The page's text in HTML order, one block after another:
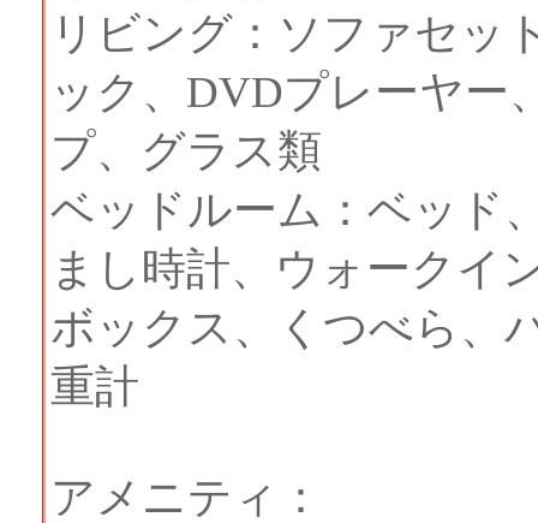
リビング：ソファセッ
ック、DVDプレーヤー
プ、グラス類
ベッドルーム：ベッド
まし時計、ウォークイ
ボックス、くつべら、
重計
アメニティ：